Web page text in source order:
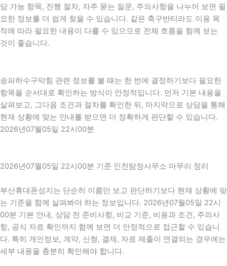
담 가능 항목, 진행 절차, 자주 묻는 질문, 주의사항을 나누어 보면 필
요한 정보를 더 쉽게 찾을 수 있습니다. 같은 축구반티라도 이용 목
적에 따라 필요한 내용이 다를 수 있으므로 전체 흐름을 함께 보는
것이 좋습니다.
송파하수구막힘 관련 정보를 볼 때는 한 번에 결정하기보다 필요한
항목을 순서대로 확인하는 방식이 안정적입니다. 먼저 기본 내용을
살펴보고, 그다음 조건과 절차를 확인한 뒤, 마지막으로 상담을 통해
현재 상황에 맞는 안내를 받으면 더 정확하게 판단할 수 있습니다.
2026년07월05일 22시00분
2026년07월05일 22시00분 기준 인천탐정사무소 마무리 정리
부산휴대폰성지는 단순히 이름만 보고 판단하기보다 현재 상황에 맞
는 기준을 함께 살펴봐야 하는 정보입니다. 2026년07월05일 22시
00분 기본 안내, 상담 전 준비사항, 비교 기준, 비용과 조건, 주의사
항, 공식 자료 확인까지 함께 보면 더 안정적으로 접근할 수 있습니
다. 특히 개인정보, 계약, 신청, 결제, 자료 제출이 연결되는 경우에는
세부 내용을 충분히 확인해야 합니다.